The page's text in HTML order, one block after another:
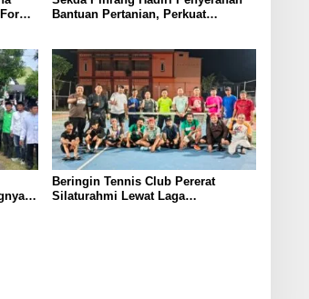
Bantuan Pertanian, Perkuat
Beringin Tennis Club Pererat
Silaturahmi Lewat Laga